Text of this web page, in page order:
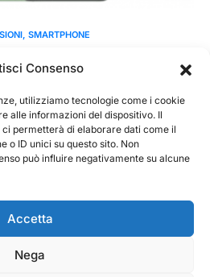
Consenso
utilizziamo tecnologie come i cookie
alle informazioni del dispositivo. Il
permetterà di elaborare dati come il
o ID unici su questo sito. Non
può influire negativamente su alcune
Accetta
Nega
SMARTPHONE
minore,…
Leggi tutto